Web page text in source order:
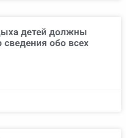
детей должны
сведения обо всех